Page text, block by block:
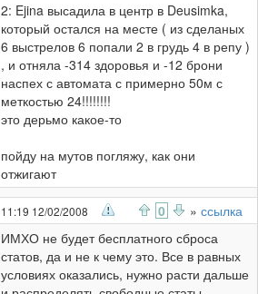
2: Ejina высадила в центр в Deusimka,
который остался на месте ( из сделаных
6 выстрелов 6 попали 2 в грудь 4 в репу )
, и отняла -314 здоровья и -12 брони
наспех с автомата с примерно 50м с
меткостью 24!!!!!!!!
это дерьмо какое-то
пойду на мутов погляжу, как они
отжигают
11:19 12/02/2008 0 » ссылка
ИМХО не будет бесплатного сброса
статов, да и не к чему это. Все в равных
условиях оказались, нужно расти дальше